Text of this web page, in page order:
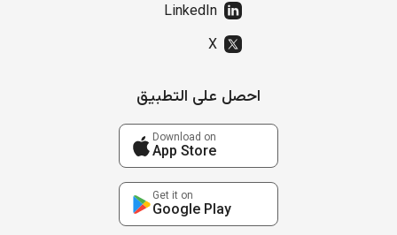
LinkedIn
X
احصل على التطبيق
Download on
App Store
Get it on
Google Play